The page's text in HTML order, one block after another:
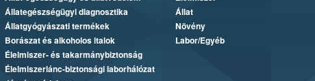
Állategészségügyi diagnosztika
Állatgyógyászati termékek
Borászat és alkoholos italok
Élelmiszer- és takarmánybiztonság
Élelmiszerlánc-biztonsági laborhálózat
Állat
Növény
Labor/Egyéb